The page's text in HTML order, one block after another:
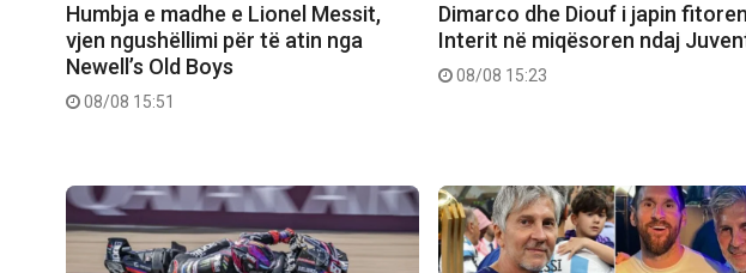
Humbja e madhe e Lionel Messit,
vjen ngushëllimi për të atin nga
Newell’s Old Boys
08/08 15:51
Dimarco dhe Diouf i japin fitoren
Interit në miqësoren ndaj
08/08 15:23